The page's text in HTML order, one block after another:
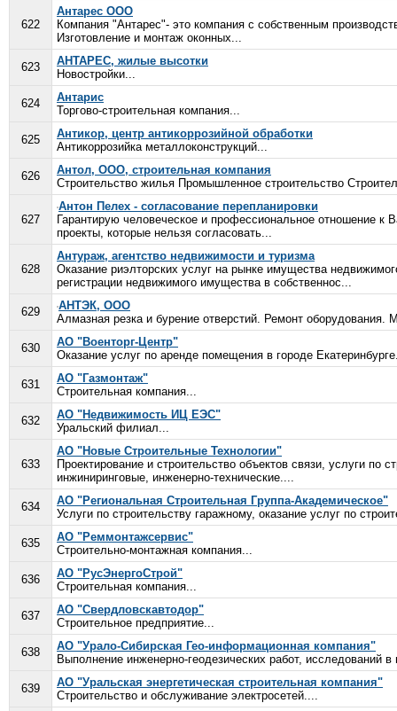
622
Антарес ООО
Компания "Антарес"- это компания с собственным
Изготовление и монтаж оконных...
623
АНТАРЕС, жилые высотки
Новостройки...
624
Антарис
Торгово-строительная компания...
625
Антикор, центр антикоррозийной обработки
Антикоррозийка металлоконструкций...
626
Антол, ООО, строительная компания
Строительство жилья Промышленное строительство
627
Антон Пелех - согласование перепланировки
Гарантирую человеческое и профессиональное отношение
проекты, которые нельзя согласовать...
628
Антураж, агентство недвижимости и туризма
Оказание риэлторских услуг на рынке имущества
регистрации недвижимого имущества в собственнос...
629
АНТЭК, ООО
Алмазная резка и бурение отверстий. Ремонт оборудования.
630
АО "Военторг-Центр"
Оказание услуг по аренде помещения в городе
631
АО "Газмонтаж"
Строительная компания...
632
АО "Недвижимость ИЦ ЕЭС"
Уральский филиал...
633
АО "Новые Строительные Технологии"
Проектирование и строительство объектов связи, услуги по
инжиниринговые, инженерно-технические....
634
АО "Региональная Строительная Группа-Академическое"
Услуги по строительству гаражному, оказание услуг по
635
АО "Реммонтажсервис"
Строительно-монтажная компания...
636
АО "РусЭнергоСтрой"
Строительная компания...
637
АО "Свердловскавтодор"
Строительное предприятие...
638
АО "Урало-Сибирская Гео-информационная компания"
Выполнение инженерно-геодезических работ, исследований в
639
АО "Уральская энергетическая строительная компания"
Строительство и обслуживание электросетей....